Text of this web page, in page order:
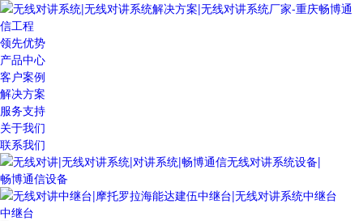
领先优势
产品中心
客户案例
解决方案
服务支持
关于我们
联系我们
畅博通信设备
中继台